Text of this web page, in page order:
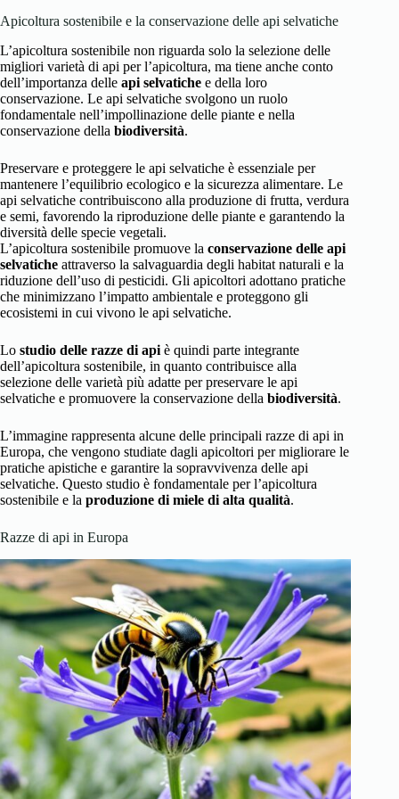
Apicoltura sostenibile e la conservazione delle api selvatiche
L’apicoltura sostenibile non riguarda solo la selezione delle
migliori varietà di api per l’apicoltura, ma tiene anche conto
dell’importanza delle api selvatiche e della loro
conservazione. Le api selvatiche svolgono un ruolo
fondamentale nell’impollinazione delle piante e nella
conservazione della biodiversità.
Preservare e proteggere le api selvatiche è essenziale per
mantenere l’equilibrio ecologico e la sicurezza alimentare. Le
api selvatiche contribuiscono alla produzione di frutta, verdura
e semi, favorendo la riproduzione delle piante e garantendo la
diversità delle specie vegetali.
L’apicoltura sostenibile promuove la conservazione delle api
selvatiche attraverso la salvaguardia degli habitat naturali e la
riduzione dell’uso di pesticidi. Gli apicoltori adottano pratiche
che minimizzano l’impatto ambientale e proteggono gli
ecosistemi in cui vivono le api selvatiche.
Lo studio delle razze di api è quindi parte integrante
dell’apicoltura sostenibile, in quanto contribuisce alla
selezione delle varietà più adatte per preservare le api
selvatiche e promuovere la conservazione della biodiversità.
L’immagine rappresenta alcune delle principali razze di api in
Europa, che vengono studiate dagli apicoltori per migliorare le
pratiche apistiche e garantire la sopravvivenza delle api
selvatiche. Questo studio è fondamentale per l’apicoltura
sostenibile e la produzione di miele di alta qualità.
Razze di api in Europa